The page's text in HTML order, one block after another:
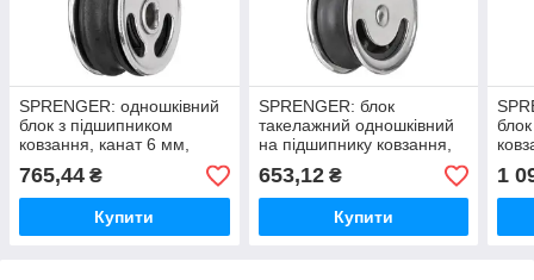
SPRENGER: одношківний
блок з підшипником
ковзання, канат 6 мм,
нержавіюча сталь А2 (AISI
304)
765,44 ₴
Купити
SPRENGER: блок
такелажний одношківний
на підшипнику ковзання,
канат 8 мм, нержавіюча
сталь А2 (AISI 304)
653,12₴
Купити
1